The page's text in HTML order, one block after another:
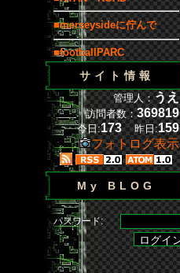
■merseysideに佇んで
■footballPARC
サイト情報
管理人：うえ
訪問者数：369819
今日:173 昨日:159
フォトログ表示
My BLOG
パスワード: